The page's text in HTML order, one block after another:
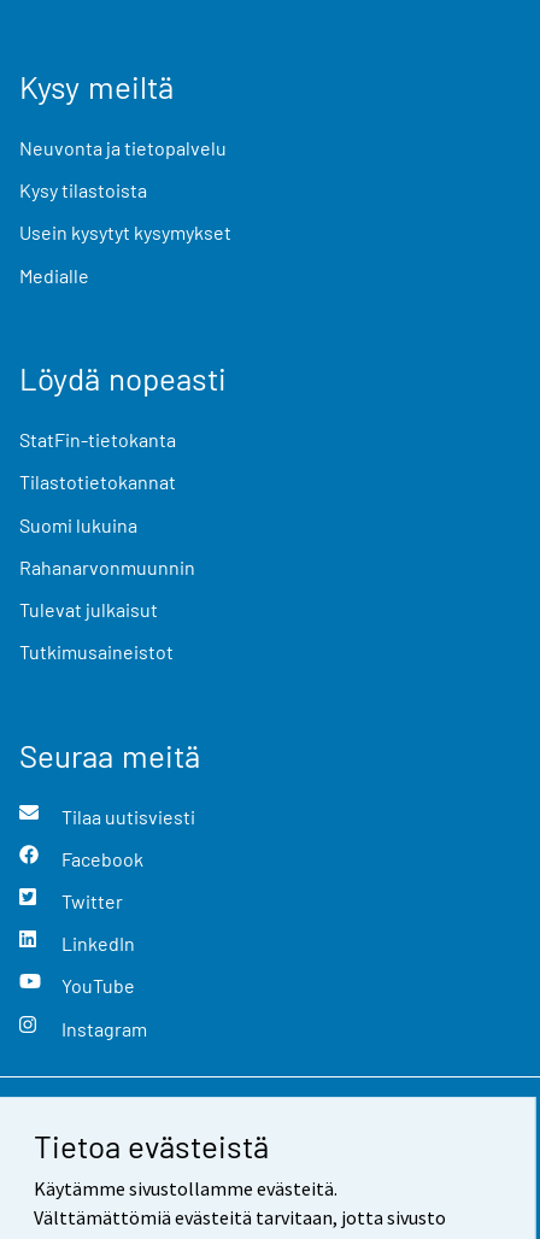
Tietoa evästeistä
Käytämme sivustollamme evästeitä.
Välttämättömiä evästeitä tarvitaan, jotta sivusto
Kysy meiltä
Neuvonta ja tietopalvelu
Kysy tilastoista
Usein kysytyt kysymykset
Medialle
Löydä nopeasti
StatFin-tietokanta
Tilastotietokannat
Suomi lukuina
Rahanarvonmuunnin
Tulevat julkaisut
Tutkimusaineistot
Seuraa meitä
Tilaa uutisviesti
Facebook
Twitter
LinkedIn
YouTube
Instagram
Palaute
Käyttöehdot